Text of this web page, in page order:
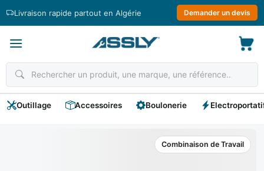
Livraison rapide partout en Algérie Demander un devis
Outillage Accessoires Boulonerie
Combinaison de Travail